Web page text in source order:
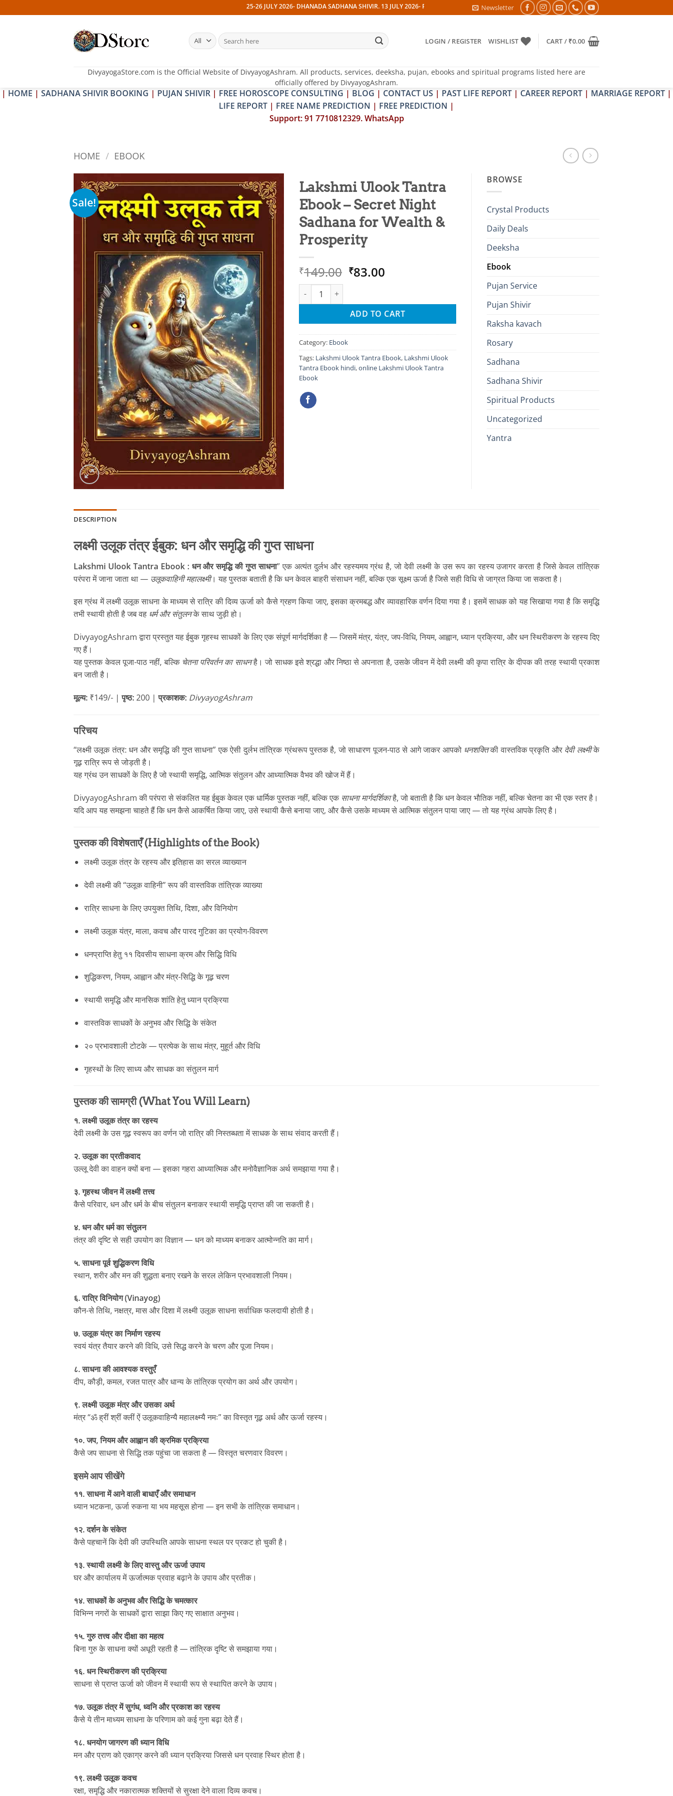
to
25-26 JULY 2026- DHANADA SADHANA SHIVIR. 13 JULY 2026- PITRA & SHRAPIT DOSH NIVARAN PUJAN SHIVIR (AMAVASYA)
Newsletter
Search
for:
LOGIN / REGISTER WISHLIST CART / ₹0.00
DivyayogaStore.com is the Official Website of DivyayogAshram. All products, services, deeksha, pujan, ebooks and spiritual programs listed here are
officially offered by DivyayogAshram.
| HOME | SADHANA SHIVIR BOOKING | PUJAN SHIVIR | FREE HOROSCOPE CONSULTING | BLOG | CONTACT US | PAST LIFE REPORT | CAREER REPORT | MARRIAGE REPORT |
LIFE REPORT | FREE NAME PREDICTION | FREE PREDICTION |
Support: 91 7710812329. WhatsApp
HOME / EBOOK
Sale!
Add to
wishlist
Lakshmi Ulook Tantra
Ebook – Secret Night
Sadhana for Wealth &
Prosperity
₹149.00 Original
₹149.00.
₹83.00
₹83.00.
Lakshmi Ulook Tantra Ebook – Secret Night Sadhana for Wealth & Prosperity quantity
ADD TO CART
Category: Ebook
Tags: Lakshmi Ulook Tantra Ebook, Lakshmi Ulook
Tantra Ebook hindi,online Lakshmi Ulook Tantra
Ebook
BROWSE
Crystal Products
Daily Deals
Deeksha
Ebook
Pujan Service
Pujan Shivir
Raksha kavach
Rosary
Sadhana
Sadhana Shivir
Spiritual Products
Uncategorized
Yantra
DESCRIPTION
लक्ष्मी उलूक तंत्र ईबुक: धन और समृद्धि की गुप्त साधना
Lakshmi Ulook Tantra Ebook : धन और समृद्धि की गुप्त साधना” एक अत्यंत दुर्लभ और रहस्यमय ग्रंथ है, जो देवी लक्ष्मी के उस रूप का रहस्य उजागर करता है जिसे केवल तांत्रिक
परंपरा में जाना जाता था — उलूकवाहिनी महालक्ष्मी। यह पुस्तक बताती है कि धन केवल बाहरी संसाधन नहीं, बल्कि एक सूक्ष्म ऊर्जा है जिसे सही विधि से जाग्रत किया जा सकता है।
इस ग्रंथ में लक्ष्मी उलूक साधना के माध्यम से रात्रि की दिव्य ऊर्जा को कैसे ग्रहण किया जाए, इसका क्रमबद्ध और व्यावहारिक वर्णन दिया गया है। इसमें साधक को यह सिखाया गया है कि समृद्धि
तभी स्थायी होती है जब वह धर्म और संतुलनके साथ जुड़ी हो।
DivyayogAshram द्वारा प्रस्तुत यह ईबुक गृहस्थ साधकों के लिए एक संपूर्ण मार्गदर्शिका है — जिसमें मंत्र, यंत्र, जप-विधि, नियम, आह्वान, ध्यान प्रक्रिया, और धन स्थिरीकरण के रहस्य दिए
गए हैं।
यह पुस्तक केवल पूजा-पाठ नहीं, बल्कि चेतना परिवर्तन का साधनहै। जो साधक इसे श्रद्धा और निष्ठा से अपनाता है, उसके जीवन में देवी लक्ष्मी की कृपा रात्रि के दीपक की तरह स्थायी प्रकाश
बन जाती है।
मूल्य: ₹149/- |पृष्ठ:200 |प्रकाशक: DivyayogAshram
परिचय
“लक्ष्मी उलूक तंत्र: धन और समृद्धि की गुप्त साधना” एक ऐसी दुर्लभ तांत्रिक ग्रंथरूप पुस्तक है, जो साधारण पूजन-पाठ से आगे जाकर आपको धनशक्तिकी वास्तविक प्रकृति और देवी लक्ष्मीके
गूढ़ रात्रि रूप से जोड़ती है।
यह ग्रंथ उन साधकों के लिए है जो स्थायी समृद्धि, आत्मिक संतुलन और आध्यात्मिक वैभव की खोज में हैं।
DivyayogAshram की परंपरा से संकलित यह ईबुक केवल एक धार्मिक पुस्तक नहीं, बल्कि एक साधना मार्गदर्शिकाहै, जो बताती है कि धन केवल भौतिक नहीं, बल्कि चेतना का भी एक स्तर है।
यदि आप यह समझना चाहते हैं कि धन कैसे आकर्षित किया जाए, उसे स्थायी कैसे बनाया जाए, और कैसे उसके माध्यम से आत्मिक संतुलन पाया जाए — तो यह ग्रंथ आपके लिए है।
पुस्तक की विशेषताएँ (Highlights of the Book)
लक्ष्मी उलूक तंत्र के रहस्य और इतिहास का सरल व्याख्यान
देवी लक्ष्मी की “उलूक वाहिनी” रूप की वास्तविक तांत्रिक व्याख्या
रात्रि साधना के लिए उपयुक्त तिथि, दिशा, और विनियोग
लक्ष्मी उलूक यंत्र, माला, कवच और पारद गुटिका का प्रयोग-विवरण
धनप्राप्ति हेतु ११ दिवसीय साधना क्रम और सिद्धि विधि
शुद्धिकरण, नियम, आह्वान और मंत्र-सिद्धि के गूढ़ चरण
स्थायी समृद्धि और मानसिक शांति हेतु ध्यान प्रक्रिया
वास्तविक साधकों के अनुभव और सिद्धि के संकेत
२० प्रभावशाली टोटके — प्रत्येक के साथ मंत्र, मुहूर्त और विधि
गृहस्थों के लिए साध्य और साधक का संतुलन मार्ग
पुस्तक की सामग्री (What You Will Learn)
१. लक्ष्मी उलूक तंत्र का रहस्य
देवी लक्ष्मी के उस गूढ़ स्वरूप का वर्णन जो रात्रि की निस्तब्धता में साधक के साथ संवाद करती हैं।
२. उलूक का प्रतीकवाद
उल्लू देवी का वाहन क्यों बना — इसका गहरा आध्यात्मिक और मनोवैज्ञानिक अर्थ समझाया गया है।
३. गृहस्थ जीवन में लक्ष्मी तत्त्व
कैसे परिवार, धन और धर्म के बीच संतुलन बनाकर स्थायी समृद्धि प्राप्त की जा सकती है।
४. धन और धर्म का संतुलन
तंत्र की दृष्टि से सही उपयोग का विज्ञान — धन को माध्यम बनाकर आत्मोन्नति का मार्ग।
५. साधना पूर्व शुद्धिकरण विधि
स्थान, शरीर और मन की शुद्धता बनाए रखने के सरल लेकिन प्रभावशाली नियम।
६. रात्रि विनियोग (Vinayog)
कौन-से तिथि, नक्षत्र, मास और दिशा में लक्ष्मी उलूक साधना सर्वाधिक फलदायी होती है।
७. उलूक यंत्र का निर्माण रहस्य
स्वयं यंत्र तैयार करने की विधि, उसे सिद्ध करने के चरण और पूजा नियम।
८. साधना की आवश्यक वस्तुएँ
दीप, कौड़ी, कमल, रजत पात्र और धान्य के तांत्रिक प्रयोग का अर्थ और उपयोग।
९. लक्ष्मी उलूक मंत्र और उसका अर्थ
मंत्र “ॐ ह्रीं श्रीं क्लीं ऐं उलूकवाहिन्यै महालक्ष्म्यै नमः” का विस्तृत गूढ़ अर्थ और ऊर्जा रहस्य।
१०. जप, नियम और आह्वान की क्रमिक प्रक्रिया
कैसे जप साधना से सिद्धि तक पहुंचा जा सकता है — विस्तृत चरणवार विवरण।
इसमे आप सीखेंगे
११. साधना में आने वाली बाधाएँ और समाधान
ध्यान भटकना, ऊर्जा रुकना या भय महसूस होना — इन सभी के तांत्रिक समाधान।
१२. दर्शन के संकेत
कैसे पहचानें कि देवी की उपस्थिति आपके साधना स्थल पर प्रकट हो चुकी है।
१३. स्थायी लक्ष्मी के लिए वास्तु और ऊर्जा उपाय
घर और कार्यालय में ऊर्जात्मक प्रवाह बढ़ाने के उपाय और प्रतीक।
१४. साधकों के अनुभव और सिद्धि के चमत्कार
विभिन्न नगरों के साधकों द्वारा साझा किए गए साक्षात अनुभव।
१५. गुरु तत्त्व और दीक्षा का महत्व
बिना गुरु के साधना क्यों अधूरी रहती है — तांत्रिक दृष्टि से समझाया गया।
१६. धन स्थिरीकरण की प्रक्रिया
साधना से प्राप्त ऊर्जा को जीवन में स्थायी रूप से स्थापित करने के उपाय।
१७. उलूक तंत्र में सुगंध, ध्वनि और प्रकाश का रहस्य
कैसे ये तीन माध्यम साधना के परिणाम को कई गुना बढ़ा देते हैं।
१८. धनयोग जागरण की ध्यान विधि
मन और प्राण को एकाग्र करने की ध्यान प्रक्रिया जिससे धन प्रवाह स्थिर होता है।
१९. लक्ष्मी उलूक कवच
रक्षा, समृद्धि और नकारात्मक शक्तियों से सुरक्षा देने वाला दिव्य कवच।